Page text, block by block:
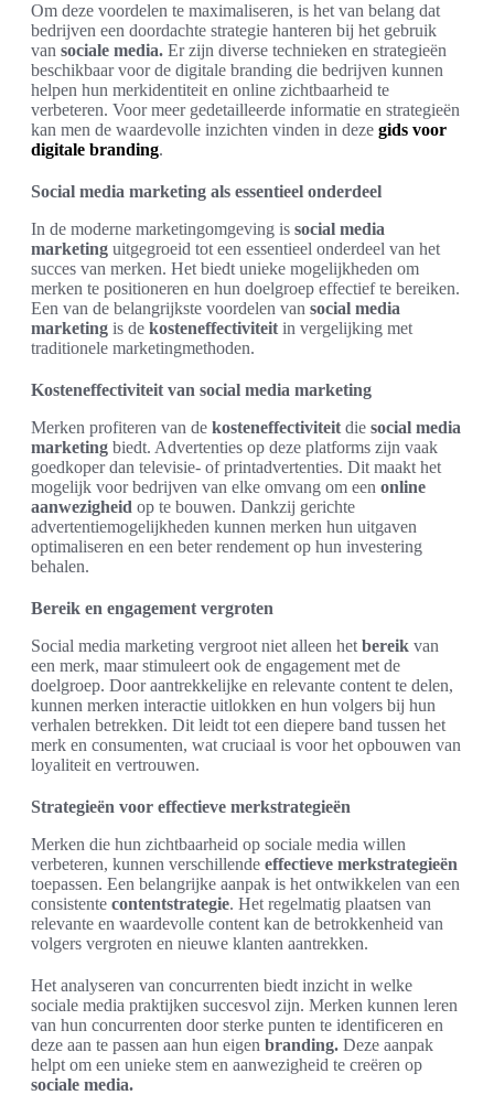
Om deze voordelen te maximaliseren, is het van belang dat
bedrijven een doordachte strategie hanteren bij het gebruik
van sociale media. Er zijn diverse technieken en strategieën
beschikbaar voor de digitale branding die bedrijven kunnen
helpen hun merkidentiteit en online zichtbaarheid te
verbeteren. Voor meer gedetailleerde informatie en strategieën
kan men de waardevolle inzichten vinden in deze gids voor
digitale branding.
Social media marketing als essentieel onderdeel
In de moderne marketingomgeving is social media
marketing uitgegroeid tot een essentieel onderdeel van het
succes van merken. Het biedt unieke mogelijkheden om
merken te positioneren en hun doelgroep effectief te bereiken.
Een van de belangrijkste voordelen van social media
marketing is de kosteneffectiviteit in vergelijking met
traditionele marketingmethoden.
Kosteneffectiviteit van social media marketing
Merken profiteren van de kosteneffectiviteit die social media
marketing biedt. Advertenties op deze platforms zijn vaak
goedkoper dan televisie- of printadvertenties. Dit maakt het
mogelijk voor bedrijven van elke omvang om een online
aanwezigheid op te bouwen. Dankzij gerichte
advertentiemogelijkheden kunnen merken hun uitgaven
optimaliseren en een beter rendement op hun investering
behalen.
Bereik en engagement vergroten
Social media marketing vergroot niet alleen het bereik van
een merk, maar stimuleert ook de engagement met de
doelgroep. Door aantrekkelijke en relevante content te delen,
kunnen merken interactie uitlokken en hun volgers bij hun
verhalen betrekken. Dit leidt tot een diepere band tussen het
merk en consumenten, wat cruciaal is voor het opbouwen van
loyaliteit en vertrouwen.
Strategieën voor effectieve merkstrategieën
Merken die hun zichtbaarheid op sociale media willen
verbeteren, kunnen verschillende effectieve merkstrategieën
toepassen. Een belangrijke aanpak is het ontwikkelen van een
consistente contentstrategie. Het regelmatig plaatsen van
relevante en waardevolle content kan de betrokkenheid van
volgers vergroten en nieuwe klanten aantrekken.
Het analyseren van concurrenten biedt inzicht in welke
sociale media praktijken succesvol zijn. Merken kunnen leren
van hun concurrenten door sterke punten te identificeren en
deze aan te passen aan hun eigen branding. Deze aanpak
helpt om een unieke stem en aanwezigheid te creëren op
sociale media.